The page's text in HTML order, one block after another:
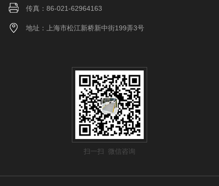
传真：86-021-62964163
地址：上海市松江新桥新中街199弄3号
扫一扫 微信咨询